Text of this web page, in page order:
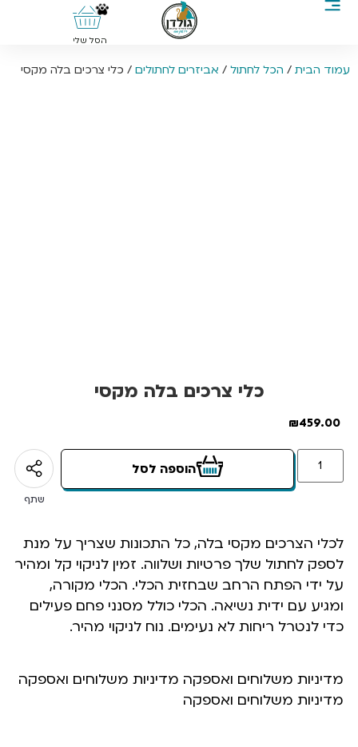
0
הסל שלי
עמוד הבית / הכל לחתול / אביזרים לחתולים / כלי צרכים בלה מקסי
כלי צרכים בלה מקסי
459.00
₪
הוספה לסל
שתף
לכלי הצרכים מקסי בלה, כל התכונות שצריך על מנת
לספק לחתול שלך פרטיות ושלווה. זמין לניקוי קל ומהיר
על ידי הפתח הרחב שבחזית הכלי. הכלי מקורה,
ומגיע עם ידית נשיאה. הכלי כולל מסנני פחם פעילים
כדי לנטרל ריחות לא נעימים. נוח לניקוי מהיר.
מדיניות משלוחים ואספקה מדיניות משלוחים ואספקה
מדיניות משלוחים ואספקה